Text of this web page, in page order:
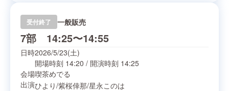
受付終了 一般販売
7部 14:25〜14:55
日時2026/5/23(土)
開場時刻 14:20 / 開演時刻 14:25
会場喫茶めでる
出演ひより/紫桜倖那/星永このは